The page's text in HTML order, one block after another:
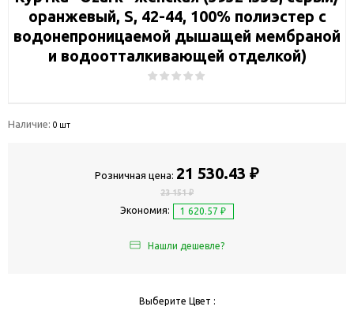
оранжевый, S, 42-44, 100% полиэстер с
водонепроницаемой дышащей мембраной
и водоотталкивающей отделкой)
Наличие: 0 шт
Розничная цена: 21 530.43 ₽
23 151 ₽
Экономия: 1 620.57 ₽
Нашли дешевле?
Выберите Цвет :